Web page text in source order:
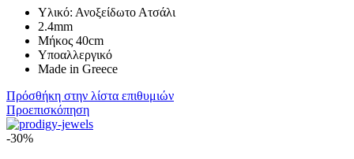
Υλικό: Ανοξείδωτο Ατσάλι
2.4mm
Μήκος 40cm
Υποαλλεργικό
Made in Greece
Πρόσθήκη στην λίστα επιθυμιών
Προεπισκόπηση
-30%